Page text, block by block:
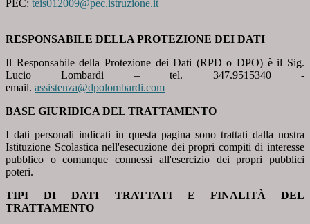
PEC: teis012009@pec.istruzione.it
RESPONSABILE DELLA PROTEZIONE DEI DATI
Il Responsabile della Protezione dei Dati (RPD o DPO) èil Sig.
Lucio Lombardi –tel. 347.9515340 -
email. assistenza@dpolombardi.com
BASE GIURIDICA DEL TRATTAMENTO
I dati personali indicati in questa pagina sono trattati dalla nostra
Istituzione Scolastica nell'esecuzione dei propri compiti di interesse
pubblico o comunque connessi all'esercizio dei propri pubblici
poteri.
TIPI DI DATI TRATTATI E FINALITÀ DEL
TRATTAMENTO